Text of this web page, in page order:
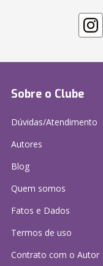
Sobre o Clube
Dúvidas/Atendimento
Autores
Blog
Quem somos
Fatos e Dados
Termos de uso
Contrato com o Autor